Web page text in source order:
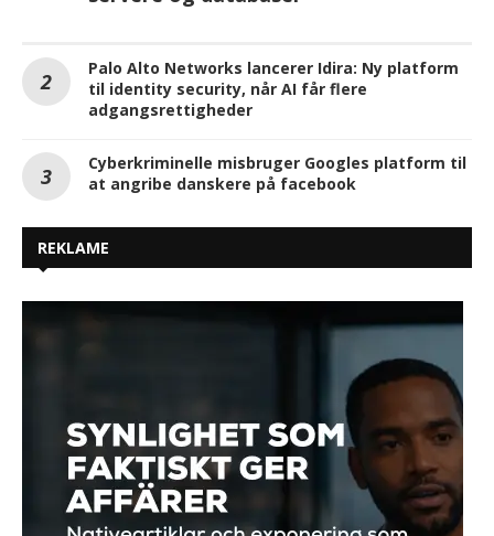
Palo Alto Networks lancerer Idira: Ny platform
til identity security, når AI får flere
adgangsrettigheder
Cyberkriminelle misbruger Googles platform til
at angribe danskere på facebook
REKLAME